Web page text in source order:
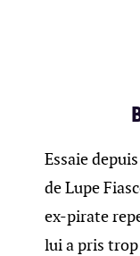
Essaie
de Lupe
ex-pirate
lui a pris